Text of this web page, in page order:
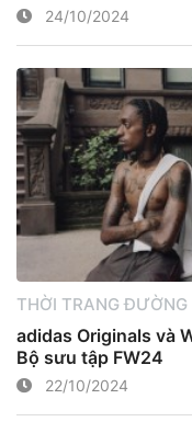
24/10/2024
THỜI TRANG ĐƯỜNG
adidas Originals và
Bộ sưu tập FW24
22/10/2024